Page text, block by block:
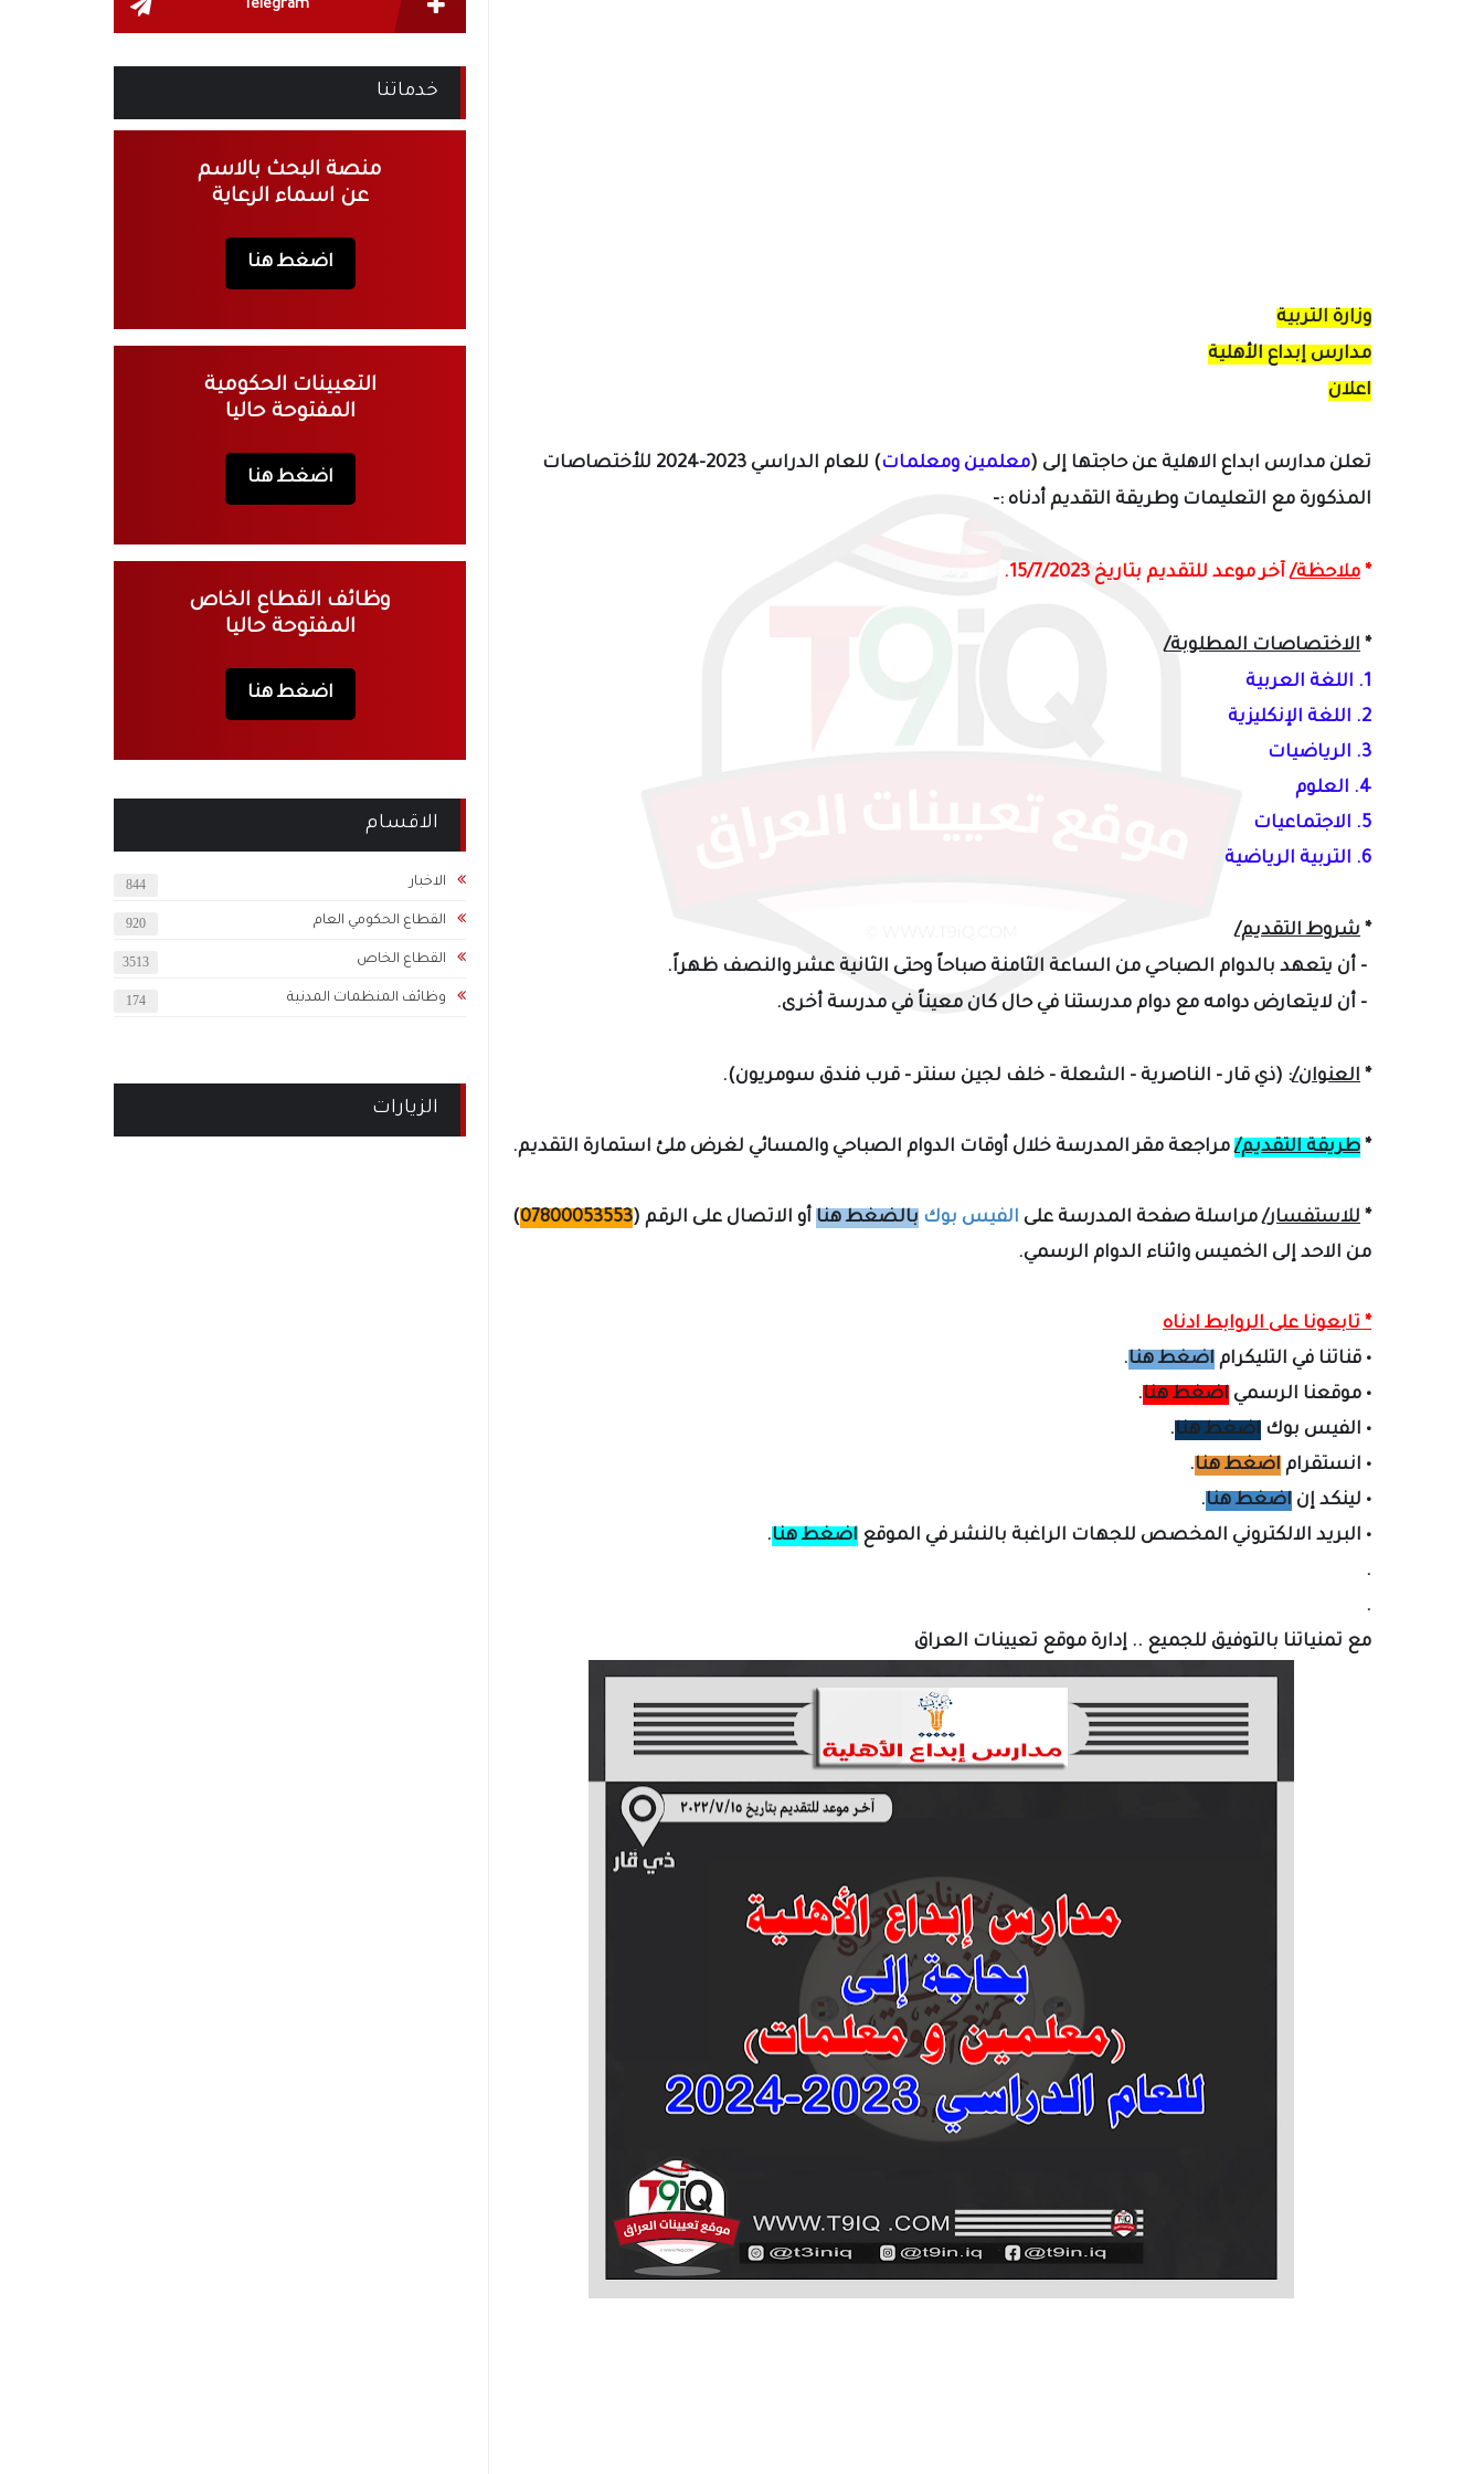
وزارة التربية
مدارس إبداع الأهلية
اعلان
تعلن مدارس ابداع الاهلية عن حاجتها إلى (معلمين ومعلمات)
للعام الدراسي 2023-2024 للأختصاصات
المذكورة مع التعليمات وطريقة التقديم أدناه :-
* ملاحظة/آخر موعد للتقديم بتاريخ 15/7/2023.
* الاختصاصات المطلوبة/
1. اللغة العربية
2. اللغة الإنكليزية
3. الرياضيات
4. العلوم
5. الاجتماعيات
6. التربية الرياضية
* شروط التقديم/
- أن يتعهد بالدوام الصباحي من الساعة الثامنة صباحاً وحتى الثانية عشر والنصف ظهراً.
- أن لايتعارض دوامه مع دوام مدرستنا في حال كان معيناً في مدرسة أخرى.
* العنوان/: (ذي قار - الناصرية - الشعلة - خلف لجين سنتر - قرب فندق سومريون).
* طريقة التقديم/مراجعة مقر المدرسة خلال أوقات الدوام الصباحي والمسائي لغرض ملئ استمارة التقديم.
* للاستفسار/مراسلة صفحة المدرسة على الفيس بوك بالضغط هنا أو الاتصال على الرقم (07800053553
)
من الاحد إلى الخميس واثناء الدوام الرسمي.
* تابعونا على الروابط ادناه
• قناتنا في التليكرام اضغط هنا.
• موقعنا الرسمي اضغط هنا.
• الفيس بوك اضغط هنا.
• انستقرام اضغط هنا.
• لينكد إن اضغط هنا.
• البريد الالكتروني المخصص للجهات الراغبة بالنشر في الموقع اضغط هنا.
.
.
مع تمنياتنا بالتوفيق للجميع .. إدارة موقع تعيينات العراق
Telegram
خدماتنا
منصة البحث بالاسم
عن اسماء الرعاية
اضغط هنا
التعيينات الحكومية
المفتوحة حاليا
اضغط هنا
وظائف القطاع الخاص
المفتوحة حاليا
اضغط هنا
الاقسام
الاخبار 844
القطاع الحكومي العام 920
القطاع الخاص 3513
وظائف المنظمات المدنية 174
الزيارات